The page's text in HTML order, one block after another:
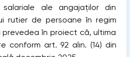
salariale ale angajaţilor din
rutier de persoane în regim
în proiect că, ultima
conform art. 92 alin. (14) din